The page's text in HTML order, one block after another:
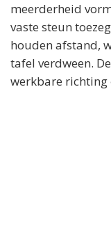
meerderheid
vaste steun
houden afstand,
tafel verdween.
werkbare